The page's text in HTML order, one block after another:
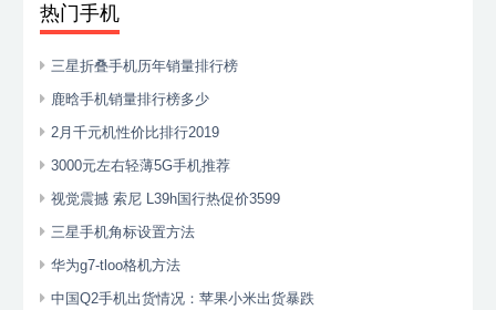
热门手机
三星折叠手机历年销量排行榜
鹿晗手机销量排行榜多少
2月千元机性价比排行2019
3000元左右轻薄5G手机推荐
视觉震撼 索尼 L39h国行热促价3599
三星手机角标设置方法
华为g7-tloo格机方法
中国Q2手机出货情况：苹果小米出货暴跌